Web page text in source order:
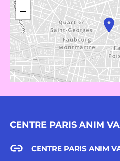
−
CENTRE PARIS ANIM
CENTRE PARIS ANIM